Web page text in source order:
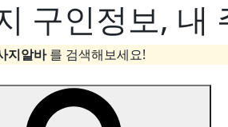
구인정보, 내
지알바를 검색해보세요!